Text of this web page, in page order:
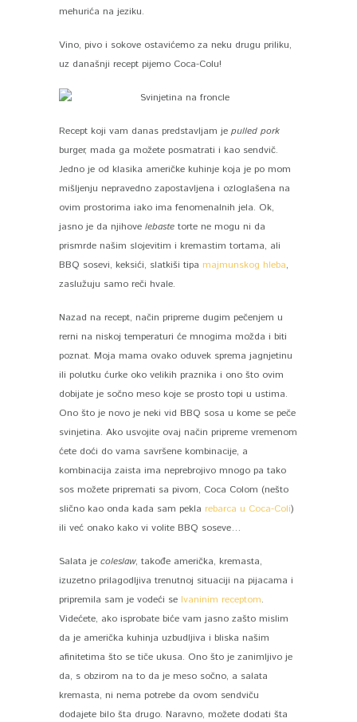
mehurića na jeziku.
Vino, pivo i sokove ostavićemo za neku drugu priliku,
uz današnji recept pijemo Coca-Colu!
Recept koji vam danas predstavljam je pulled pork
burger, mada ga možete posmatrati i kao sendvič.
Jedno je od klasika američke kuhinje koja je po mom
mišljenju nepravedno zapostavljena i ozloglašena na
ovim prostorima iako ima fenomenalnih jela. Ok,
jasno je da njihove lebaste torte ne mogu ni da
prismrde našim slojevitim i kremastim tortama, ali
BBQ sosevi, keksići, slatkiši tipa majmunskog hleba,
zaslužuju samo reči hvale.
Nazad na recept, način pripreme dugim pečenjem u
rerni na niskoj temperaturi će mnogima možda i biti
poznat. Moja mama ovako oduvek sprema jagnjetinu
ili polutku ćurke oko velikih praznika i ono što ovim
dobijate je sočno meso koje se prosto topi u ustima.
Ono što je novo je neki vid BBQ sosa u kome se peče
svinjetina. Ako usvojite ovaj način pripreme vremenom
ćete doći do vama savršene kombinacije, a
kombinacija zaista ima neprebrojivo mnogo pa tako
sos možete pripremati sa pivom, Coca Colom (nešto
slično kao onda kada sam pekla rebarca u Coca-Coli)
ili već onako kako vi volite BBQ soseve…
Salata je coleslaw, takođe američka, kremasta,
izuzetno prilagodljiva trenutnoj situaciji na pijacama i
pripremila sam je vodeći se Ivaninim receptom.
Videćete, ako isprobate biće vam jasno zašto mislim
da je američka kuhinja uzbudljiva i bliska našim
afinitetima što se tiče ukusa. Ono što je zanimljivo je
da, s obzirom na to da je meso sočno, a salata
kremasta, ni nema potrebe da ovom sendviču
dodajete bilo šta drugo. Naravno, možete dodati šta